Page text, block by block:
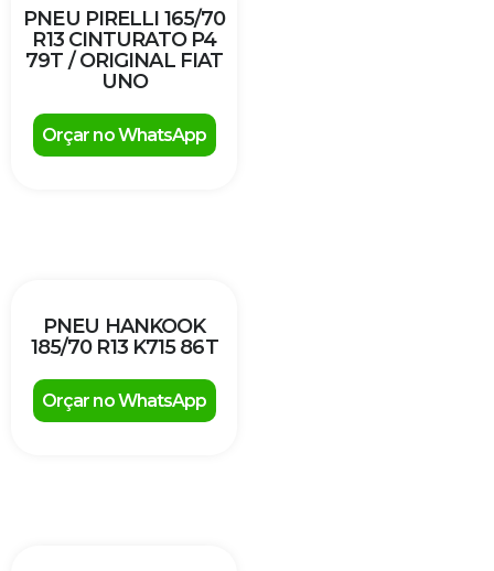
PNEU PIRELLI 165/70
R13 CINTURATO P4
79T / ORIGINAL FIAT
UNO
Orçar no WhatsApp
PNEU HANKOOK
185/70 R13 K715 86T
Orçar no WhatsApp